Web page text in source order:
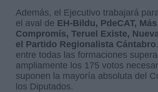
Además, el Ejecutivo trabajará
el aval de EH-Bildu, PdeCAT,
Compromís, Teruel Existe,
el Partido Regionalista Cántabro
entre todas las formaciones
ampliamente los 175 votos
suponen la mayoría absoluta del
los Diputados.